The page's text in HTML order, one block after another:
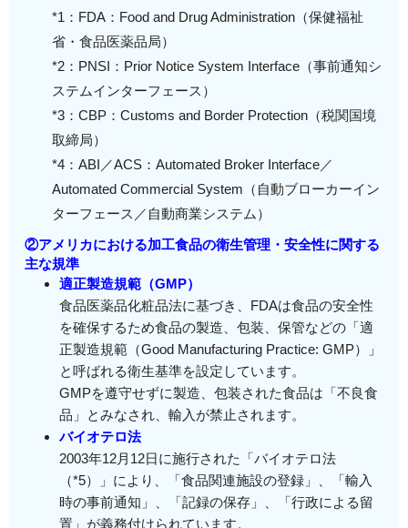
*1：FDA：Food and Drug Administration（保健福祉
省・食品医薬品局）
*2：PNSI：Prior Notice System Interface（事前通知シ
ステムインターフェース）
*3：CBP：Customs and Border Protection（税関国境
取締局）
*4：ABI／ACS：Automated Broker Interface／
Automated Commercial System（自動ブローカーイン
ターフェース／自動商業システム）
②アメリカにおける加工食品の衛生管理・安全性に関する
主な規準
適正製造規範（GMP）
食品医薬品化粧品法に基づき、FDAは食品の安全性
を確保するため食品の製造、包装、保管などの「適
正製造規範（Good Manufacturing Practice: GMP）」
と呼ばれる衛生基準を設定しています。
GMPを遵守せずに製造、包装された食品は「不良食
品」とみなされ、輸入が禁止されます。
バイオテロ法
2003年12月12日に施行された「バイオテロ法
（*5）」により、「食品関連施設の登録」、「輸入
時の事前通知」、「記録の保存」、「行政による留
置」が義務付けられています。